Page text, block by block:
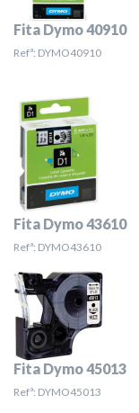
Fita Dymo 40910
Refª: DYMO40910
Fita Dymo 43610
Refª: DYMO43610
Fita Dymo 45013
Refª: DYMO45013